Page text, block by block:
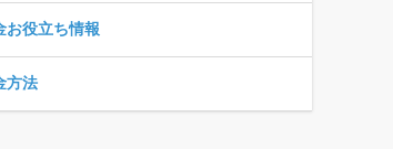
お役立ち情報
方法